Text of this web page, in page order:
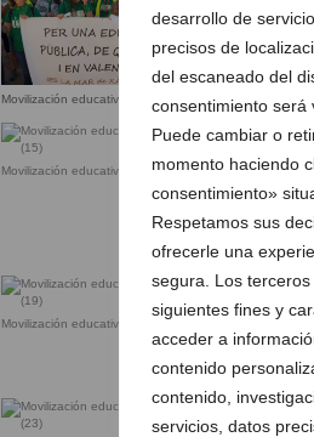
desarrollo de
precisos de
del escaneado del
consentimiento será
Puede cambiar o
momento haciendo
consentimiento»
Respetamos sus
ofrecerle una
segura. Los
siguientes fines y
acceder a
contenido
contenido,
servicios, datos
Movilización educativa en Xàbia (11)
Movilización educativa en Xàbia (15)
Movilización educativa en Xàbia (19)